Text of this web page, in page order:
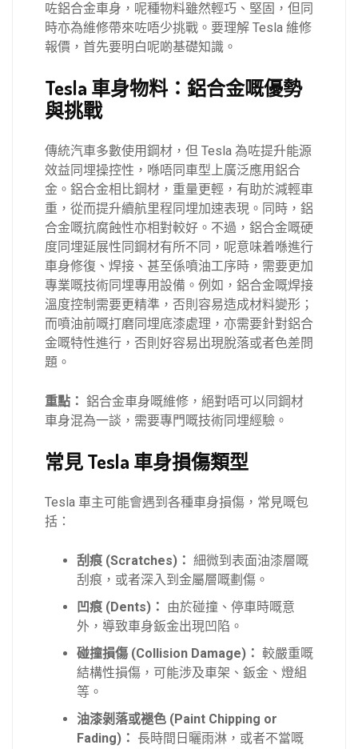
咗鋁合金車身，呢種物料雖然輕巧、堅固，但同
時亦為維修帶來咗唔少挑戰。要理解 Tesla 維修
報價，首先要明白呢啲基礎知識。
Tesla 車身物料：鋁合金嘅優勢
與挑戰
傳統汽車多數使用鋼材，但 Tesla 為咗提升能源
效益同埋操控性，喺唔同車型上廣泛應用鋁合
金。鋁合金相比鋼材，重量更輕，有助於減輕車
重，從而提升續航里程同埋加速表現。同時，鋁
合金嘅抗腐蝕性亦相對較好。不過，鋁合金嘅硬
度同埋延展性同鋼材有所不同，呢意味着喺進行
車身修復、焊接、甚至係噴油工序時，需要更加
專業嘅技術同埋專用設備。例如，鋁合金嘅焊接
溫度控制需要更精準，否則容易造成材料變形；
而噴油前嘅打磨同埋底漆處理，亦需要針對鋁合
金嘅特性進行，否則好容易出現脫落或者色差問
題。
重點： 鋁合金車身嘅維修，絕對唔可以同鋼材
車身混為一談，需要專門嘅技術同埋經驗。
常見 Tesla 車身損傷類型
Tesla 車主可能會遇到各種車身損傷，常見嘅包
括：
刮痕 (Scratches)： 細微到表面油漆層嘅
刮痕，或者深入到金屬層嘅劃傷。
凹痕 (Dents)： 由於碰撞、停車時嘅意
外，導致車身鈑金出現凹陷。
碰撞損傷 (Collision Damage)： 較嚴重嘅
結構性損傷，可能涉及車架、鈑金、燈組
等。
油漆剝落或褪色 (Paint Chipping or
Fading)： 長時間日曬雨淋，或者不當嘅